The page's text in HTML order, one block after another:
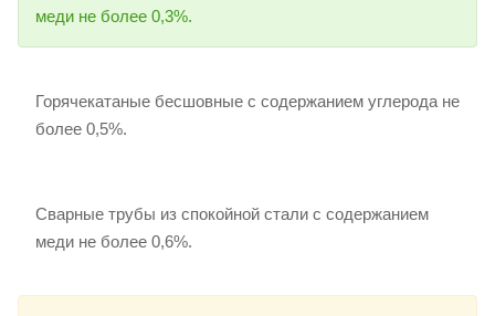
меди не более 0,3%.
Горячекатаные бесшовные с содержанием углерода не
более 0,5%.
Сварные трубы из спокойной стали с содержанием
меди не более 0,6%.